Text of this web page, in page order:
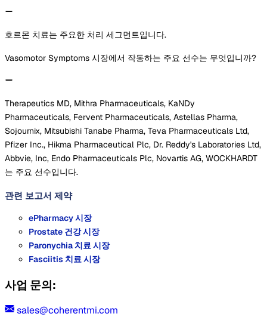
호르몬 치료는 주요한 처리 세그먼트입니다.
Vasomotor Symptoms 시장에서 작동하는 주요 선수는 무엇입니까?
Therapeutics MD, Mithra Pharmaceuticals, KaNDy
Pharmaceuticals, Fervent Pharmaceuticals, Astellas Pharma,
Sojournix, Mitsubishi Tanabe Pharma, Teva Pharmaceuticals Ltd,
Pfizer Inc., Hikma Pharmaceutical Plc, Dr. Reddy's Laboratories Ltd,
Abbvie, Inc, Endo Pharmaceuticals Plc, Novartis AG, WOCKHARDT
는 주요 선수입니다.
관련 보고서 제약
ePharmacy 시장
Prostate 건강 시장
Paronychia 치료 시장
Fasciitis 치료 시장
사업 문의:
sales@coherentmi.com